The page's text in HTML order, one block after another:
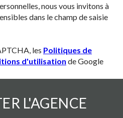
nous vous invitons à
dans le champ de saisie
les Politiques de
d'utilisation de Google
L'AGENCE